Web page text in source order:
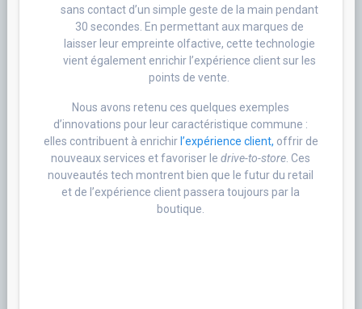
sans contact d’un simple geste de la main pendant
30 secondes. En permettant aux marques de
laisser leur empreinte olfactive, cette technologie
vient également enrichir l’expérience client sur les
points de vente.
Nous avons retenu ces quelques exemples
d’innovations pour leur caractéristique commune :
elles contribuent à enrichir l’expérience client, offrir de
nouveaux services et favoriser ledrive-to-store . Ces
nouveautés tech montrent bien que le futur du retail
et de l’expérience client passera toujours par la
boutique.